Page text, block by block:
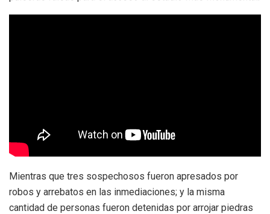
Mientras que tres sospechosos fueron apresados por
robos y arrebatos en las inmediaciones; y la misma
cantidad de personas fueron detenidas por arrojar piedras